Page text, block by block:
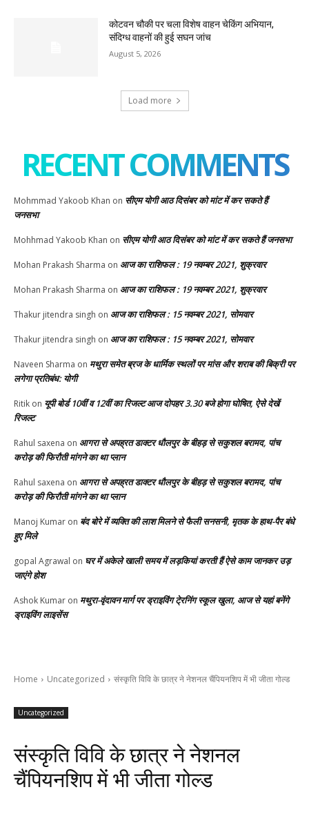
कोटवन चौकी पर चला विशेष वाहन चेकिंग अभियान,
संदिग्ध वाहनों की हुई सघन जांच
August 5, 2026
Load more
RECENT COMMENTS
Mohmmad Yakoob Khan on सीएम योगी आठ दिसंबर को मांट में कर सकते हैं
जनसभा
Mohhmad Yakoob Khan on सीएम योगी आठ दिसंबर को मांट में कर सकते हैं जनसभा
Mohan Prakash Sharma on आज का राशिफल : 19 नवम्बर 2021, शुक्रवार
Mohan Prakash Sharma on आज का राशिफल : 19 नवम्बर 2021, शुक्रवार
Thakur jitendra singh on आज का राशिफल : 15 नवम्बर 2021, सोमवार
Thakur jitendra singh on आज का राशिफल : 15 नवम्बर 2021, सोमवार
Naveen Sharma on मथुरा समेत ब्रज के धार्मिक स्थलों पर मांस और शराब की बिक्री पर
लगेगा प्रतिबंध: योगी
Ritik on यूपी बोर्ड 10वीं व 12वीं का रिजल्ट आज दोपहर 3.30 बजे होगा घोषित, ऐसे देखें
रिजल्ट
Rahul saxena on आगरा से अपह्रत डाक्टर धौलपुर के बीहड़ से सकुशल बरामद, पांच
करोड़ की फिरौती मांगने का था प्लान
Rahul saxena on आगरा से अपह्रत डाक्टर धौलपुर के बीहड़ से सकुशल बरामद, पांच
करोड़ की फिरौती मांगने का था प्लान
Manoj Kumar on बंद बोरे में व्यक्ति की लाश मिलने से फैली सनसनी, मृतक के हाथ-पैर बंधे
हुए मिले
gopal Agrawal on घर में अकेले खाली समय में लड़कियां करती हैं ऐसे काम जानकर उड़
जाएंगे होश
Ashok Kumar on मथुरा-वृंदावन मार्ग पर ड्राइविंग टे्रनिंग स्कूल खुला, आज से यहां बनेंगे
ड्राइविंग लाइसेंस